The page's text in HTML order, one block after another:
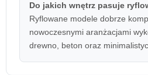
Do jakich wnętrz pasuje
Ryflowane modele dobrze
nowoczesnymi aranżacjami
drewno, beton oraz